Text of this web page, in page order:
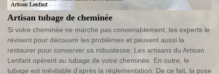
Artisan tubage de cheminée
Si votre cheminée ne marche pas convenablement, les experts le
révisent pour découvrir les problèmes et peuvent aussi la
restaurer pour conserver sa robustesse. Les artisans du Artisan
Lenfant opèrent au tubage de votre cheminée. En outre, le
tubage est inévitable d’après la réglementation. De ce fait, la pose